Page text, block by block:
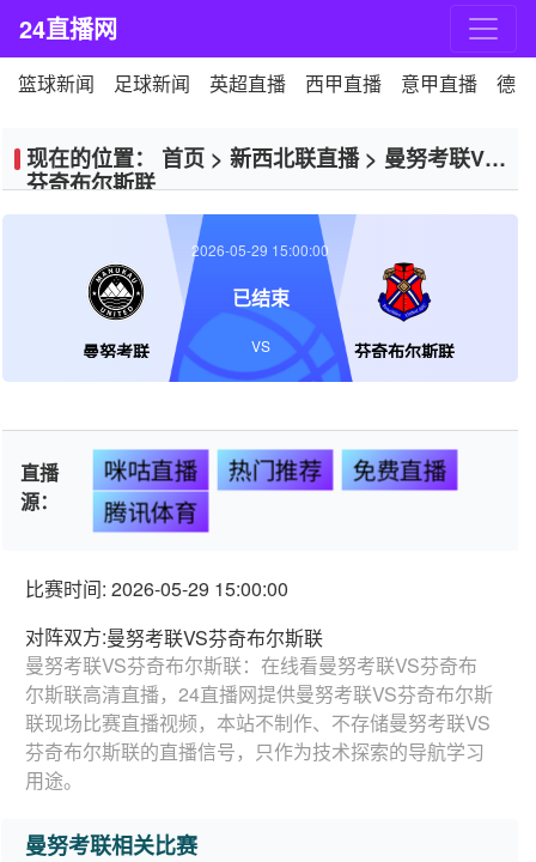
24直播网
篮球新闻 足球新闻 英超直播 西甲直播 意甲直播 德
现在的位置： 首页 > 新西北联直播> 曼努考联VS
芬奇布尔斯联
曼努考联 芬奇布尔斯联
2026-05-29 15:00:00
已结束
VS
直播
源：
咪咕直播 热门推荐
免费直播
腾讯体育
比赛时间: 2026-05-29 15:00:00
对阵双方:曼努考联VS芬奇布尔斯联
曼努考联VS芬奇布尔斯联：在线看曼努考联VS芬奇布
尔斯联高清直播，24直播网提供曼努考联VS芬奇布尔斯
联现场比赛直播视频，本站不制作、不存储曼努考联VS
芬奇布尔斯联的直播信号，只作为技术探索的导航学习
用途。
曼努考联相关比赛